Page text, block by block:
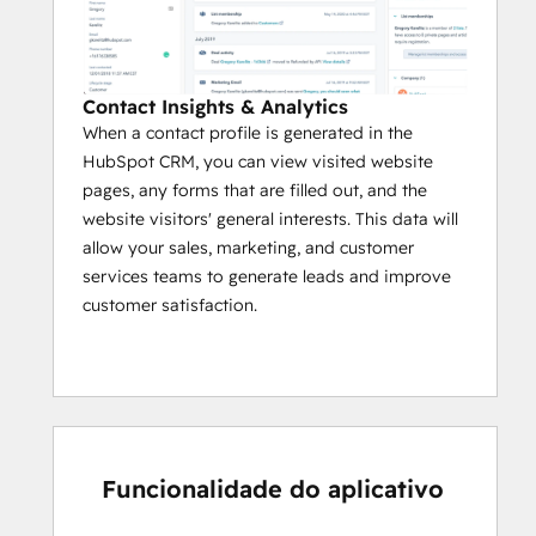
Contact Insights & Analytics
When a contact profile is generated in the
HubSpot CRM, you can view visited website
pages, any forms that are filled out, and the
website visitors' general interests. This data will
allow your sales, marketing, and customer
services teams to generate leads and improve
customer satisfaction.
Funcionalidade do aplicativo